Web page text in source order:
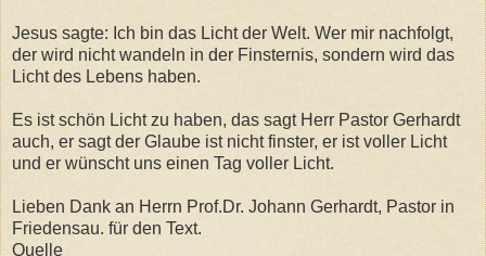
Jesus sagte: Ich bin das Licht der Welt. Wer mir nachfolgt,
der wird nicht wandeln in der Finsternis, sondern wird das
Licht des Lebens haben.
Es ist schön Licht zu haben, das sagt Herr Pastor Gerhardt
auch, er sagt der Glaube ist nicht finster, er ist voller Licht
und er wünscht uns einen Tag voller Licht.
Lieben Dank an Herrn Prof.Dr. Johann Gerhardt, Pastor in
Friedensau. für den Text.
Quelle